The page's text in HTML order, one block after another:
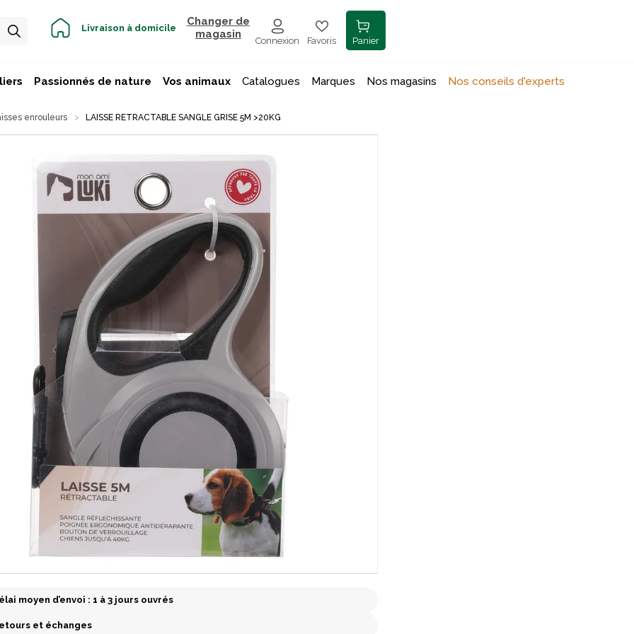
Livraison à domicile
Changer de
magasin
Connexion Favoris Panier
Passionnés de nature Vos animaux Catalogues Marques Nos magasins Nos conseils d'experts
enrouleurs LAISSE RETRACTABLE SANGLE GRISE 5M >20KG
moyen d’envoi : 1 à 3 jours ouvrés
et échanges